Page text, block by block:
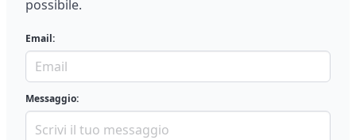
possibile.
Email:
Messaggio: